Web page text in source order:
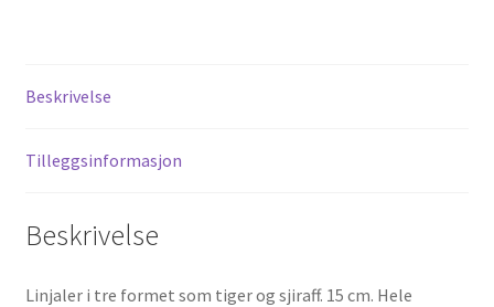
Beskrivelse
Tilleggsinformasjon
Beskrivelse
Linjaler i tre formet som tiger og sjiraff. 15 cm. Hele